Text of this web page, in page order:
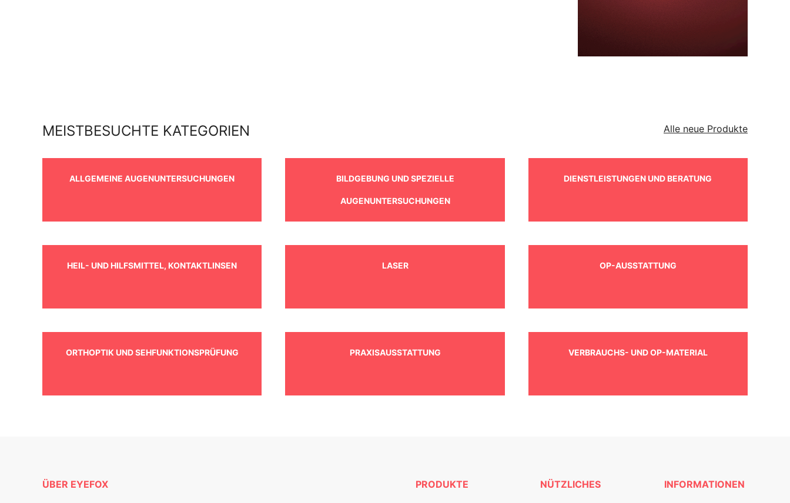
MEISTBESUCHTE KATEGORIEN Alle neue Produkte
ALLGEMEINE AUGENUNTERSUCHUNGEN BILDGEBUNG UND SPEZIELLE
AUGENUNTERSUCHUNGEN
DIENSTLEISTUNGEN UND BERATUNG
HEIL- UND HILFSMITTEL, KONTAKTLINSEN LASER OP-AUSSTATTUNG
ORTHOPTIK UND SEHFUNKTIONSPRÜFUNG PRAXISAUSSTATTUNG VERBRAUCHS- UND OP-MATERIAL
ÜBER EYEFOX PRODUKTE NÜTZLICHES INFORMATIONEN